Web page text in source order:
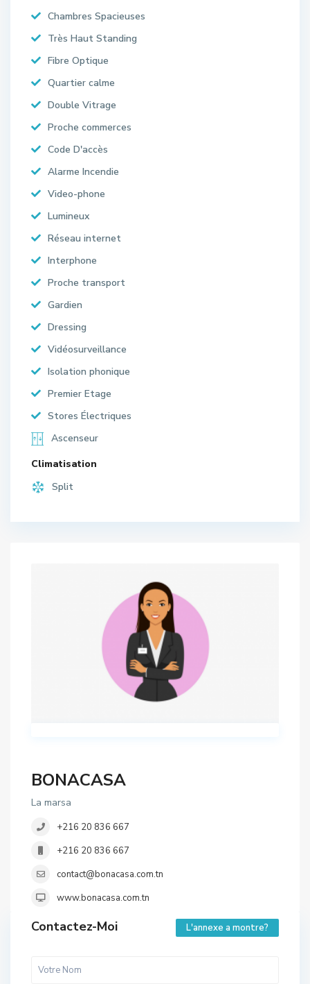
Chambres Spacieuses
Très Haut Standing
Fibre Optique
Quartier calme
Double Vitrage
Proche commerces
Code D'accès
Alarme Incendie
Video-phone
Lumineux
Réseau internet
Interphone
Proche transport
Gardien
Dressing
Vidéosurveillance
Isolation phonique
Premier Etage
Stores Électriques
Ascenseur
Climatisation
Split
BONACASA
La marsa
+216 20 836 667
+216 20 836 667
contact@bonacasa.com.tn
www.bonacasa.com.tn
Contactez-Moi L'annexe a montre?